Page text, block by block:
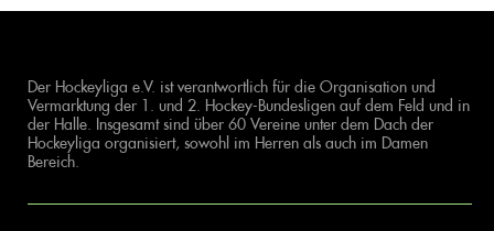
Der Hockeyliga e.V. ist verantwortlich für die Organisation und
Vermarktung der 1. und 2. Hockey-Bundesligen auf dem Feld und in
der Halle. Insgesamt sind über 60 Vereine unter dem Dach der
Hockeyliga organisiert, sowohl im Herren als auch im Damen
Bereich.